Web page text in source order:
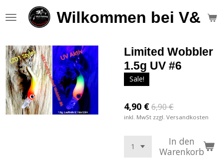
Hauptinhalt
Wilkommen bei V&S
Limited Wobbler
1.5g UV #6
Sale!
4,90 €6,90 €
inkl. MwSt zzgl. Versandkosten
In den
Warenkorb